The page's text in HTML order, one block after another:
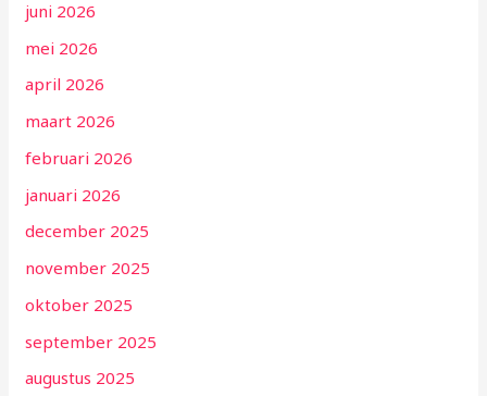
juni 2026
mei 2026
april 2026
maart 2026
februari 2026
januari 2026
december 2025
november 2025
oktober 2025
september 2025
augustus 2025